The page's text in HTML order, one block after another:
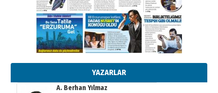
YAZARLAR
Murat Şahsuvaroğlu ERKON’da
çıtayı yukarı taşırken,
yönetimdekiler aşağı
çekmemeli!
17 Şubat 2026 SalıOrhan BOZKURT
Bir fotoğraf, bir şehir, bir
gazeteci… Dizginler kimin
A. Berhan Yılmaz